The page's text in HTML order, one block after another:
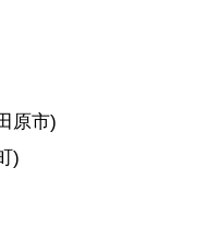
原市)
)